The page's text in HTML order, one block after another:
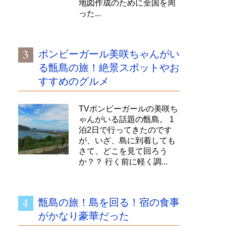
地図作成のために全国を周
った...
ボンビーガール美咲ちゃんがい
る甑島の旅！絶景スポットやお
すすめのグルメ
TVボンビーガールの美咲ち
ゃんがいる話題の甑島。 1
泊2日で行ってきたのです
が、いざ、島に到着しても
さて、どこを見て回ろう
か？？ 行く前に軽く調...
甑島の旅！島を回る！宿の食事
がかなり豪華だった